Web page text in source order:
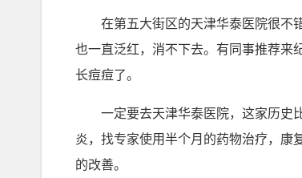
在第五大街区的天津华泰医院很不
也一直泛红，消不下去。有同事推荐来
长痘痘了。
一定要去天津华泰医院，这家历史
炎，找专家使用半个月的药物治疗，康
的改善。